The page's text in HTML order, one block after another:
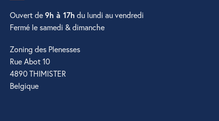
Ouvert de9h à 17h du lundi au vendredi
Fermé le samedi & dimanche
Zoning des Plenesses
Rue Abot 10
4890 THIMISTER
Belgique